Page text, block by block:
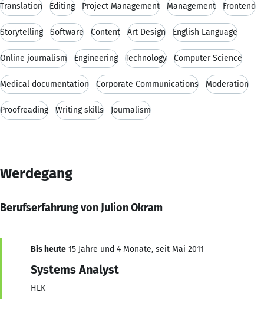
Translation Editing Project Management Management Frontend
Storytelling Software Content Art Design English Language
Online journalism Engineering Technology Computer Science
Medical documentation Corporate Communications Moderation
Proofreading Writing skills Journalism
Werdegang
Berufserfahrung von Julion Okram
Bis heute 15 Jahre und 4 Monate, seit Mai 2011
Systems Analyst
HLK